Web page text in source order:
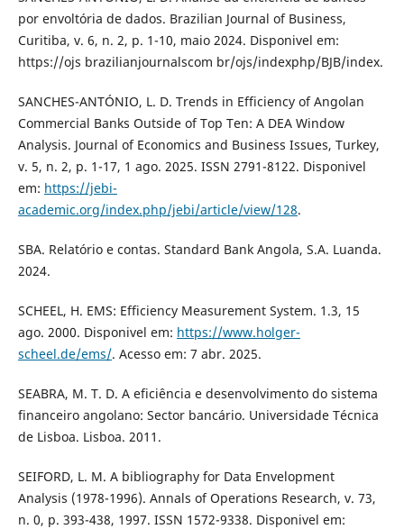
por envoltória de dados. Brazilian Journal of Business,
Curitiba, v. 6, n. 2, p. 1-10, maio 2024. Disponivel em:
https://ojs brazilianjournalscom br/ojs/indexphp/BJB/index.
SANCHES-ANTÓNIO, L. D. Trends in Efficiency of Angolan
Commercial Banks Outside of Top Ten: A DEA Window
Analysis. Journal of Economics and Business Issues, Turkey,
v. 5, n. 2, p. 1-17, 1 ago. 2025. ISSN 2791-8122. Disponivel
em: https://jebi-
academic.org/index.php/jebi/article/view/128.
SBA. Relatório e contas. Standard Bank Angola, S.A. Luanda.
2024.
SCHEEL, H. EMS: Efficiency Measurement System. 1.3, 15
ago. 2000. Disponivel em: https://www.holger-
scheel.de/ems/. Acesso em: 7 abr. 2025.
SEABRA, M. T. D. A eficiência e desenvolvimento do sistema
financeiro angolano: Sector bancário. Universidade Técnica
de Lisboa. Lisboa. 2011.
SEIFORD, L. M. A bibliography for Data Envelopment
Analysis (1978-1996). Annals of Operations Research, v. 73,
n. 0, p. 393-438, 1997. ISSN 1572-9338. Disponivel em: